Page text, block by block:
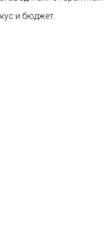
и бюджет.